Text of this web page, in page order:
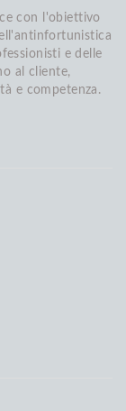
con l'obiettivo
e delle
al cliente,
e competenza.